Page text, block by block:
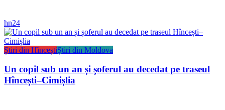
hn24
Știri din HînceștiȘtiri din Moldova
Un copil sub un an și șoferul au decedat pe traseul
Hîncești–Cimișlia